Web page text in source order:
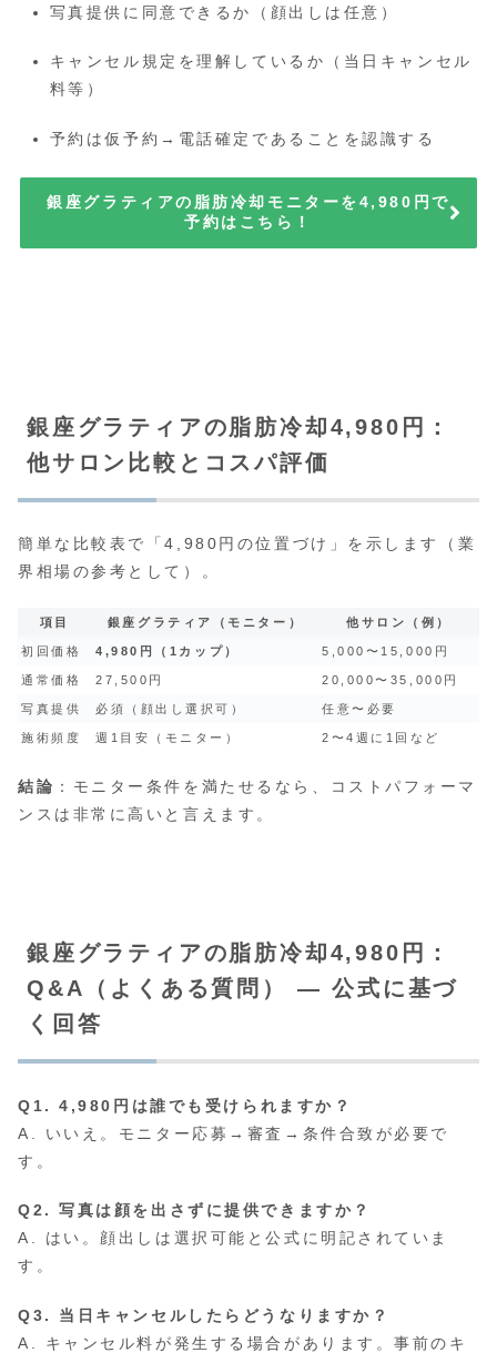
写真提供に同意できるか（顔出しは任意）
キャンセル規定を理解しているか（当日キャンセル
料等）
予約は仮予約→電話確定であることを認識する
銀座グラティアの脂肪冷却モニターを4,980円で
予約はこちら！
銀座グラティアの脂肪冷却4,980円：
他サロン比較とコスパ評価
簡単な比較表で「4,980円の位置づけ」を示します（業
界相場の参考として）。
項目 銀座グラティア（モニター） 他サロン（例）
初回価格 4,980円（1カップ） 5,000〜15,000円
通常価格 27,500円 20,000〜35,000円
写真提供 必須（顔出し選択可） 任意〜必要
施術頻度 週1目安（モニター） 2〜4週に1回など
結論 ：モニター条件を満たせるなら、コストパフォーマ
ンスは非常に高いと言えます。
銀座グラティアの脂肪冷却4,980円：
Q&A（よくある質問） — 公式に基づ
く回答
Q1. 4,980円は誰でも受けられますか？
A. いいえ。モニター応募→審査→条件合致が必要で
す。
Q2. 写真は顔を出さずに提供できますか？
A. はい。顔出しは選択可能と公式に明記されていま
す。
Q3. 当日キャンセルしたらどうなりますか？
A. キャンセル料が発生する場合があります。事前のキ